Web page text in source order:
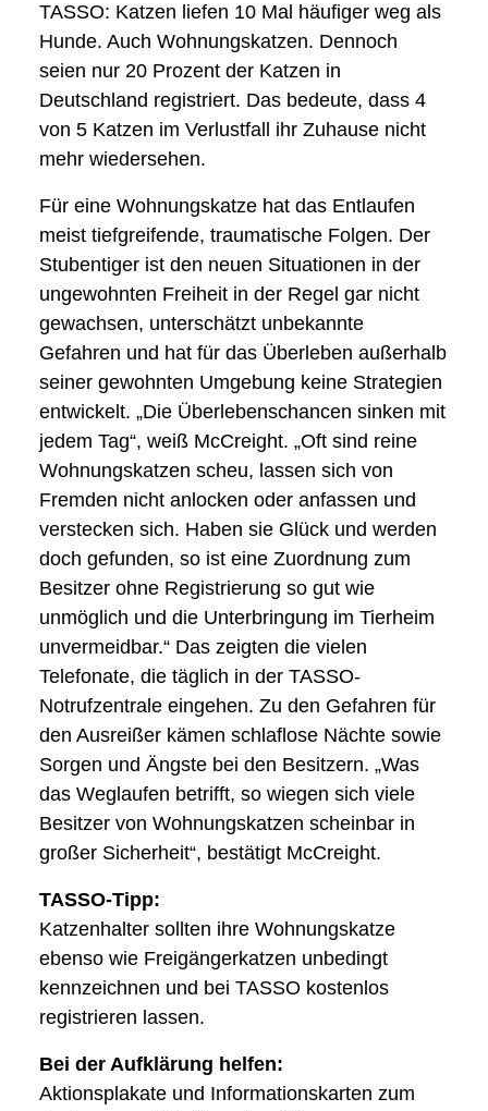
TASSO: Katzen liefen 10 Mal häufiger weg als
Hunde. Auch Wohnungskatzen. Dennoch
seien nur 20 Prozent der Katzen in
Deutschland registriert. Das bedeute, dass 4
von 5 Katzen im Verlustfall ihr Zuhause nicht
mehr wiedersehen.
Für eine Wohnungskatze hat das Entlaufen
meist tiefgreifende, traumatische Folgen. Der
Stubentiger ist den neuen Situationen in der
ungewohnten Freiheit in der Regel gar nicht
gewachsen, unterschätzt unbekannte
Gefahren und hat für das Überleben außerhalb
seiner gewohnten Umgebung keine Strategien
entwickelt. „Die Überlebenschancen sinken mit
jedem Tag“, weiß McCreight. „Oft sind reine
Wohnungskatzen scheu, lassen sich von
Fremden nicht anlocken oder anfassen und
verstecken sich. Haben sie Glück und werden
doch gefunden, so ist eine Zuordnung zum
Besitzer ohne Registrierung so gut wie
unmöglich und die Unterbringung im Tierheim
unvermeidbar.“ Das zeigten die vielen
Telefonate, die täglich in der TASSO-
Notrufzentrale eingehen. Zu den Gefahren für
den Ausreißer kämen schlaflose Nächte sowie
Sorgen und Ängste bei den Besitzern. „Was
das Weglaufen betrifft, so wiegen sich viele
Besitzer von Wohnungskatzen scheinbar in
großer Sicherheit“, bestätigt McCreight.
TASSO-Tipp:
Katzenhalter sollten ihre Wohnungskatze
ebenso wie Freigängerkatzen unbedingt
kennzeichnen und bei TASSO kostenlos
registrieren lassen.
Bei der Aufklärung helfen:
Aktionsplakate und Informationskarten zum